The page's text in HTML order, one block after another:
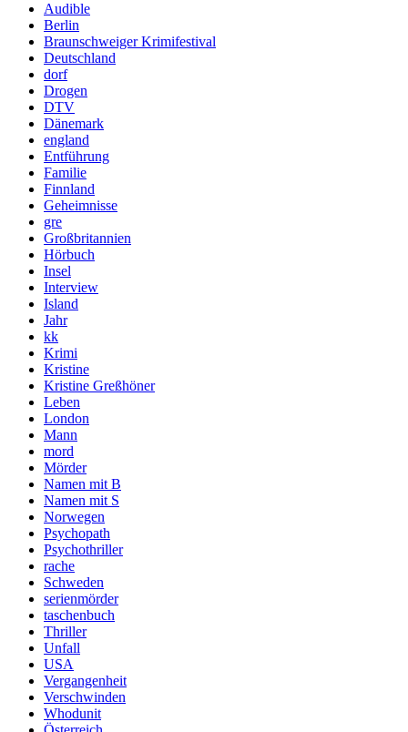
Audible
Berlin
Braunschweiger Krimifestival
Deutschland
dorf
Drogen
DTV
Dänemark
england
Entführung
Familie
Finnland
Geheimnisse
gre
Großbritannien
Hörbuch
Insel
Interview
Island
Jahr
kk
Krimi
Kristine
Kristine Greßhöner
Leben
London
Mann
mord
Mörder
Namen mit B
Namen mit S
Norwegen
Psychopath
Psychothriller
rache
Schweden
serienmörder
taschenbuch
Thriller
Unfall
USA
Vergangenheit
Verschwinden
Whodunit